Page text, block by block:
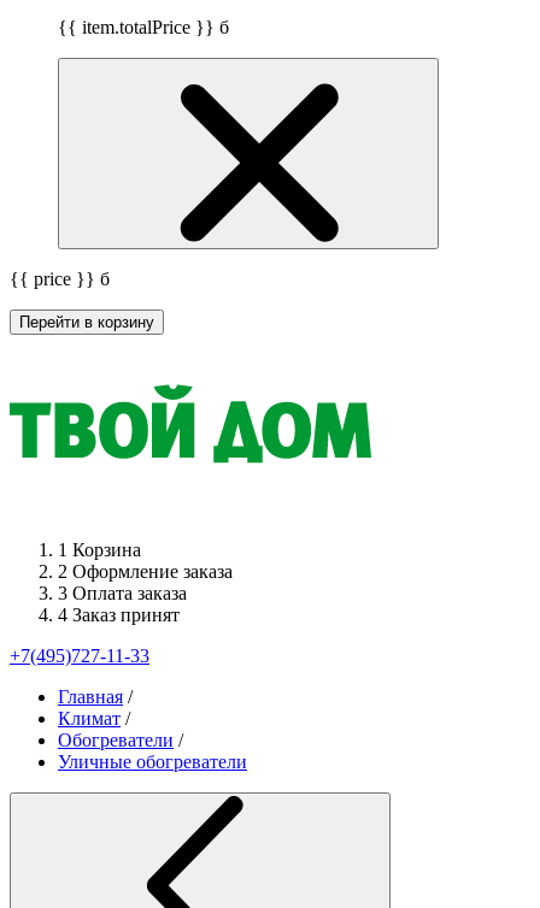
{{ item.totalPrice }} б
{{ price }} б
Перейти в корзину
1 Корзина
2 Оформление заказа
3 Оплата заказа
4 Заказ принят
+7(495)727-11-33
Главная /
Климат /
Обогреватели /
Уличные обогреватели